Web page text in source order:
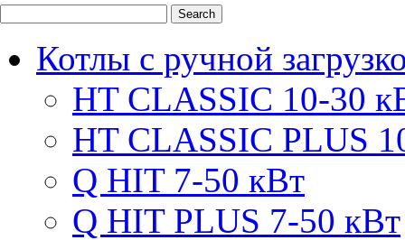
Котлы с ручной
HT CLASSIC 10-30
HT CLASSIC PLUS
Q HIT 7-50 кВт
Q HIT PLUS 7-50 кВт